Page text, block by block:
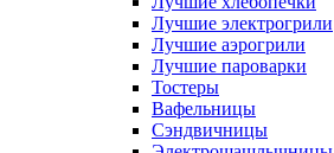
Лучшие электрогрили
Лучшие аэрогрили
Лучшие пароварки
Тостеры
Вафельницы
Сэндвичницы